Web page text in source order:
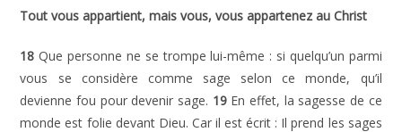
Tout vous appartient, mais vous, vous appartenez au Christ
18 Que personne ne se trompe lui-même : si quelqu’un parmi
vous se considère comme sage selon ce monde, qu’il
devienne fou pour devenir sage. 19En effet, la sagesse de ce
monde est folie devant Dieu. Car il est écrit : Il prend les sages